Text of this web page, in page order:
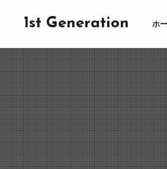
1st Generation ホ